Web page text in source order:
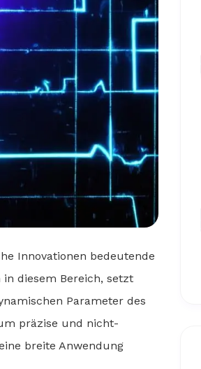
Innovationen bedeutende
diesem Bereich, setzt
Parameter des
präzise und nicht-
breite Anwendung